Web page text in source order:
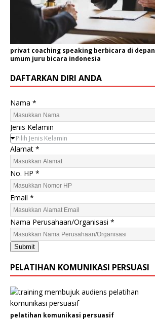
privat coaching speaking berbicara di depan
umum juru bicara indonesia
DAFTARKAN DIRI ANDA
*
*
P
e
r
u
s
a
h
a
a
n
O
g
n
i
s
Nama *
Jenis Kelamin
Pilih Jenis Kelamin
Alamat *
No. HP *
Email *
Nama Perusahaan/Organisasi *
Submit
PELATIHAN KOMUNIKASI PERSUASI
pelatihan komunikasi persuasif